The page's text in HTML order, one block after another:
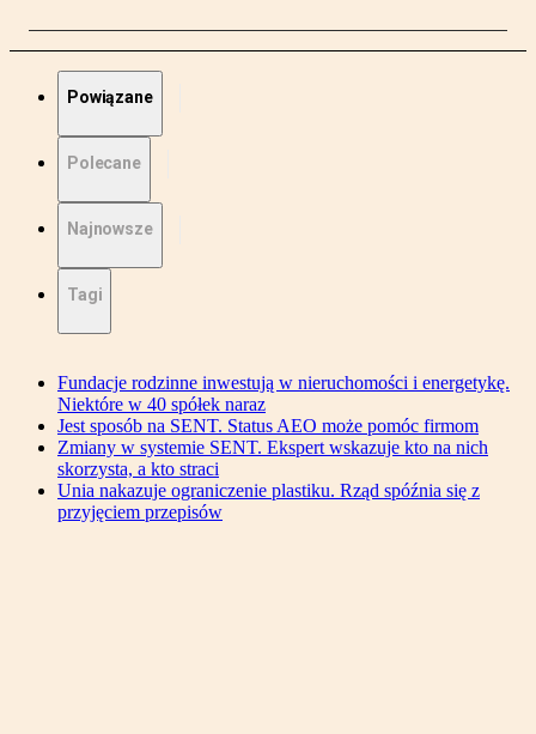
Powiązane
Polecane
Najnowsze
Tagi
Fundacje rodzinne inwestują w nieruchomości i energetykę.
Niektóre w 40 spółek naraz
Jest sposób na SENT. Status AEO może pomóc firmom
Zmiany w systemie SENT. Ekspert wskazuje kto na nich
skorzysta, a kto straci
Unia nakazuje ograniczenie plastiku. Rząd spóźnia się z
przyjęciem przepisów